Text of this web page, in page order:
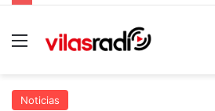
Menú
Noticias